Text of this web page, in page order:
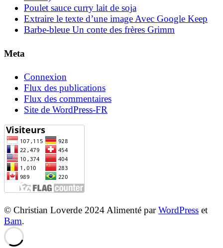
Poulet sauce curry lait de soja
Extraire le texte d’une image Avec Google Keep
Barbe-bleue Un conte des frères Grimm
Meta
Connexion
Flux des publications
Flux des commentaires
Site de WordPress-FR
© Christian Loverde 2024 Alimenté parWordPress et
Bam.